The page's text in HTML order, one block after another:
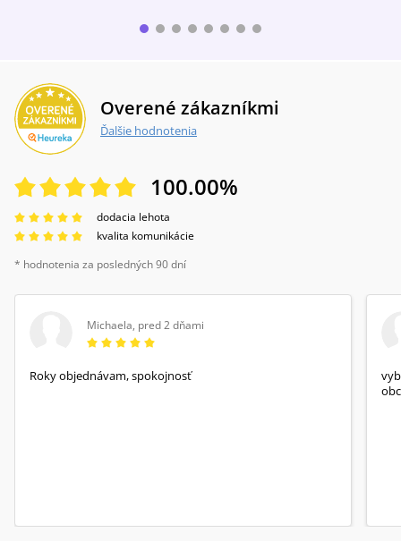
Overené zákazníkmi
Ďalšie hodnotenia
100.00%
dodacia lehota
kvalita komunikácie
* hodnotenia za posledných 90 dní
Michaela, pred 2 dňami
Roky objednávam, spokojnosť